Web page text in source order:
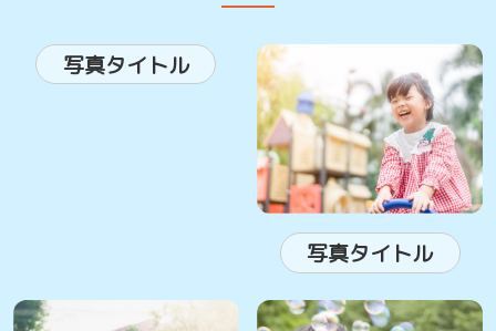
写真タイトル
写真タイトル